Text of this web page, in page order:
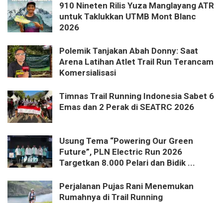
910 Nineten Rilis Yuza Manglayang ATR
untuk Taklukkan UTMB Mont Blanc
2026
Polemik Tanjakan Abah Donny: Saat
Arena Latihan Atlet Trail Run Terancam
Komersialisasi
Timnas Trail Running Indonesia Sabet 6
Emas dan 2 Perak di SEATRC 2026
Usung Tema “Powering Our Green
Future”, PLN Electric Run 2026
Targetkan 8.000 Pelari dan Bidik ...
Perjalanan Pujas Rani Menemukan
Rumahnya di Trail Running